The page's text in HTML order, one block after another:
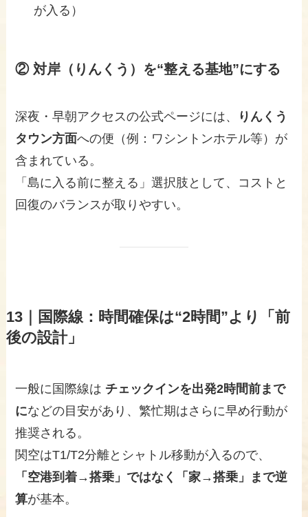
が入る）
② 対岸（りんくう）を“整える基地”にする
深夜・早朝アクセスの公式ページには、
りんくう
タウン方面への便（例：ワシントンホテル等）が
含まれている。
「島に入る前に整える」選択肢として、コストと
回復のバランスが取りやすい。
13｜国際線：時間確保は“2時間”より「前
後の設計」
一般に国際線は チェックインを出発2時間前まで
になどの目安があり、繁忙期はさらに早め行動が
推奨される。
関空はT1/T2分離とシャトル移動が入るので、
「空港到着→搭乗」ではなく「家→搭乗」まで逆
算が基本。